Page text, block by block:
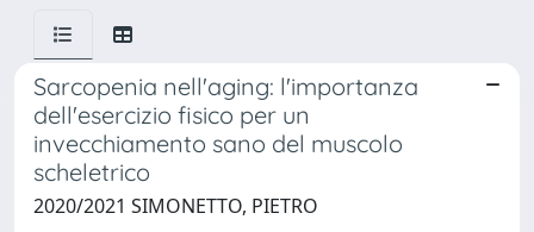
Sarcopenia nell'aging: l'importanza
dell'esercizio fisico per un
invecchiamento sano del muscolo
scheletrico
2020/2021 SIMONETTO, PIETRO